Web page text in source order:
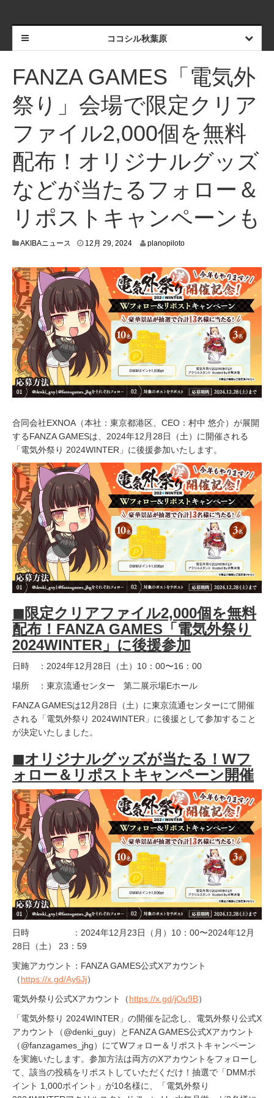
ココシル秋葉原
FANZA GAMES「電気外
祭り」会場で限定クリア
ファイル2,000個を無料
配布！オリジナルグッズ
などが当たるフォロー＆
リポストキャンペーンも
AKIBAニュース 12月 29, 20241
2
8
,
2
0
2
4
planopiloto
合同会社EXNOA（本社：東京都港区、CEO：村中 悠介）が展開
するFANZA GAMESは、2024年12月28日（土）に開催される
「電気外祭り 2024WINTER」に後援参加いたします。
◼︎限定クリアファイル2,000個を無料
配布！FANZA GAMES「電気外祭り
2024WINTER」に後援参加
日時 ：2024年12月28日（土）10：00〜16：00
場所 ：東京流通センター 第二展示場Eホール
FANZA GAMESは12月28日（土）に東京流通センターにて開催
される「電気外祭り 2024WINTER」に後援として参加すること
が決定いたしました。
◼︎オリジナルグッズが当たる！Wフ
ォロー＆リポストキャンペーン開催
日時 ：2024年12月23日（月）10：00〜2024年12月
28日（土） 23：59
実施アカウント：FANZA GAMES公式Xアカウント
（https://x.gd/Ay6Jj）
電気外祭り公式Xアカウント（https://x.gd/jOu9B）
「電気外祭り 2024WINTER」の開催を記念し、電気外祭り公式X
アカウント（@denki_guy）とFANZA GAMES公式Xアカウント
（@fanzagames_jhg）にてWフォロー＆リポストキャンペーン
を実施いたします。参加方法は両方のXアカウントをフォローし
て、該当の投稿をリポストしていただくだけ！抽選で「DMMポ
イント 1,000ポイント」が10名様に、「電気外祭り